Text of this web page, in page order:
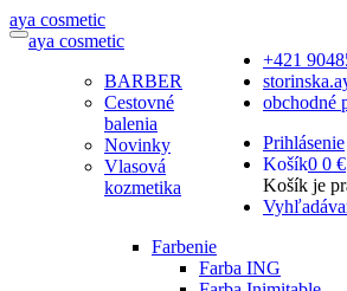
aya cosmetic
+421
obchodné
Prihlásenie
Košík0 0 €
Košík je
aya cosmetic
BARBER
Cestovné
balenia
Novinky
Vlasová
kozmetika
Farbenie
Farba ING